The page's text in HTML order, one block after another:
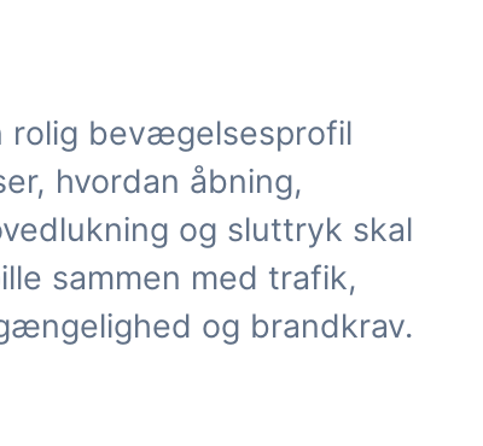
rolig bevægelsesprofil
hvordan åbning,
og sluttryk skal
sammen med trafik,
og brandkrav.